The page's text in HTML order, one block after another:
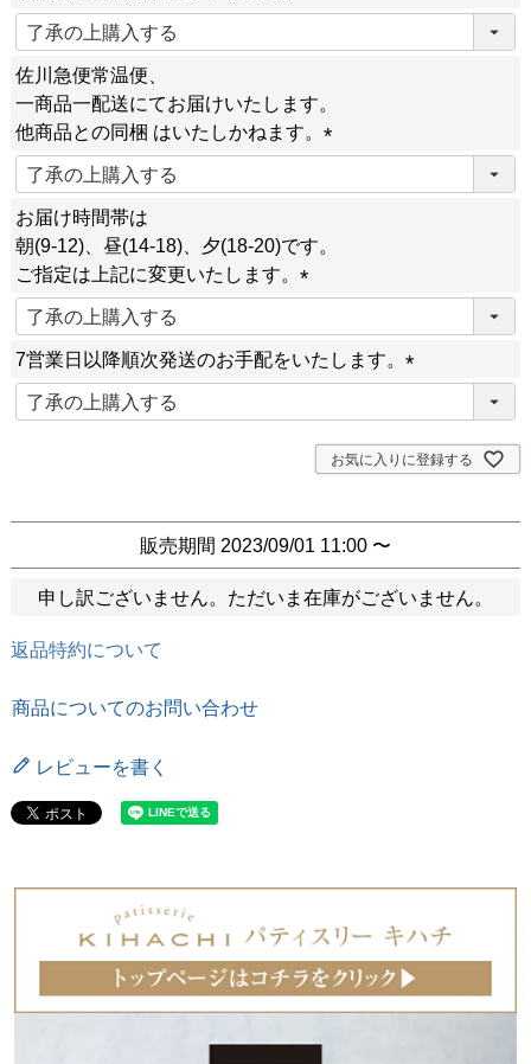
必
)
佐川急便常温便、
一商品一配送にてお届けいたします。
他商品との同梱 はいたしかねます。
必
)
お届け時間帯は
朝(9-12)、昼(14-18)、夕(18-20)です。
ご指定は上記に変更いたします。
必
須
7営業日以降順次発送のお手配をいたします。
必
須
)
お気に入りに登録する
販売期間 2023/09/01 11:00 〜
申し訳ございません。ただいま在庫がございません。
返品特約について
商品についてのお問い合わせ
レビューを書く